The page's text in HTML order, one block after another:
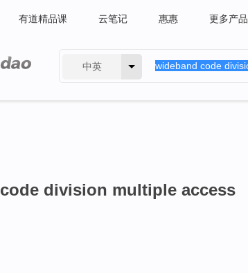
有道精品课 云笔记 惠惠 更多产品
中英
division multiple access